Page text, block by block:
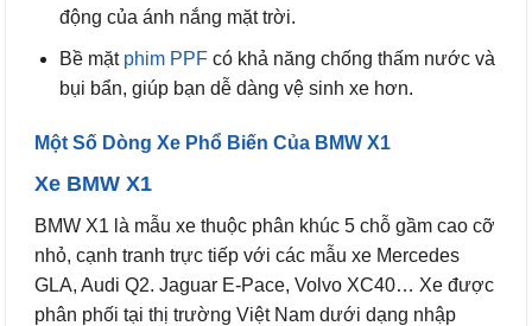
động của ánh nắng mặt trời.
Bề mặt phim PPFcó khả năng chống thấm nước và
bụi bẩn, giúp bạn dễ dàng vệ sinh xe hơn.
Một Số Dòng Xe Phổ Biến Của BMW X1
Xe BMW X1
BMW X1 là mẫu xe thuộc phân khúc 5 chỗ gầm cao cỡ
nhỏ, cạnh tranh trực tiếp với các mẫu xe Mercedes
GLA, Audi Q2. Jaguar E-Pace, Volvo XC40… Xe được
phân phối tại thị trường Việt Nam dưới dạng nhập